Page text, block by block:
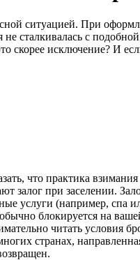
ситуацией. При
сталкивалась с
скорее исключение? И
что практика взимания
залог при заселении.
услуги (например, спа
блокируется на
читать условия
странах,